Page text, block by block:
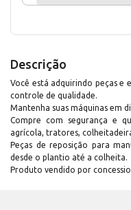
Descrição
Você está adquirindo peças e
controle de qualidade.
Mantenha suas máquinas em
Compre com segurança e
agrícola, tratores,
Peças de reposição para
desde o plantio até a colheita.
Produto vendido por